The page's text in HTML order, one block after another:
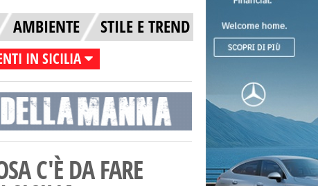
AMBIENTE STILE E TREND
IN SICILIA
C'È DA FARE